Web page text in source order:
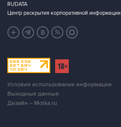
RUDATA
Центр раскрытия корпоративной информации
Условия использования информации
Выходные данные
Дизайн – Motka.ru